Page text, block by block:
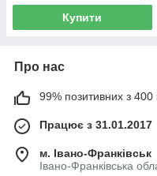
Купити
Про нас
99% позитивних з 400
Працює з 31.01.2017
м. Івано-Франківськ
Івано-Франківська